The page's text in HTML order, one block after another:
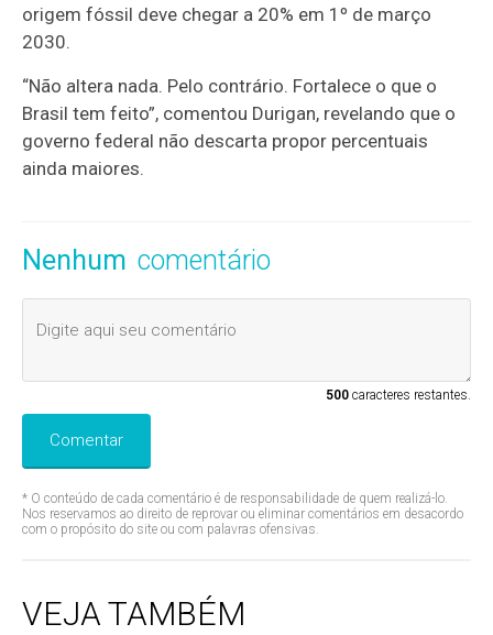
origem fóssil deve chegar a 20% em 1º de março
2030.
“Não altera nada. Pelo contrário. Fortalece o que o
Brasil tem feito”, comentou Durigan, revelando que o
governo federal não descarta propor percentuais
ainda maiores.
Nenhum comentário
500caracteres restantes.
Comentar
* O conteúdo de cada comentário é de responsabilidade de quem realizá-lo.
Nos reservamos ao direito de reprovar ou eliminar comentários em desacordo
com o propósito do site ou com palavras ofensivas.
VEJA TAMBÉM